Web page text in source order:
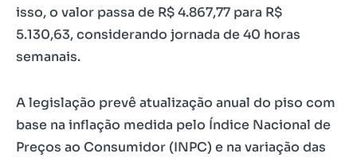
isso, o valor passa de R$ 4.867,77 para R$
5.130,63, considerando jornada de 40 horas
semanais.
A legislação prevê atualização anual do piso com
base na inflação medida pelo Índice Nacional de
Preços ao Consumidor (INPC) e na variação das